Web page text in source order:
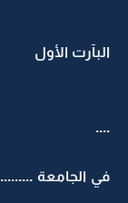
البآرت الأول
....
في الجامعة